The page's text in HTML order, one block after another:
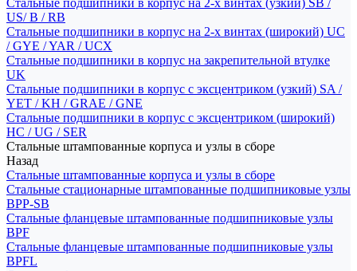
Стальные подшипники в корпус на 2-х винтах (узкий) SB /
US/ B / RB
Стальные подшипники в корпус на 2-х винтах (широкий) UC
/ GYE / YAR / UCX
Стальные подшипники в корпус на закрепительной втулке
UK
Стальные подшипники в корпус с эксцентриком (узкий) SA /
YET / KH / GRAE / GNE
Стальные подшипники в корпус с эксцентриком (широкий)
HC / UG / SER
Стальные штампованные корпуса и узлы в сборе
Назад
Стальные штампованные корпуса и узлы в сборе
Стальные стационарные штампованные подшипниковые узлы
BPP-SB
Стальные фланцевые штампованные подшипниковые узлы
BPF
Стальные фланцевые штампованные подшипниковые узлы
BPFL